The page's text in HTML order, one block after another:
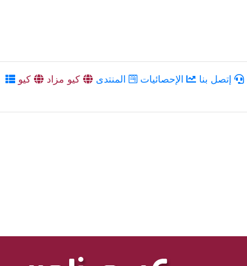
إتصل بنا الإحصائيات المنتدى كيو مزاد
كيو